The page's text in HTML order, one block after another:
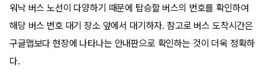
워낙 버스 노선이 다양하기 때문에 탑승할 버스의 번호를 확인하여
해당 버스 번호 대기 장소 앞에서 대기하자. 참고로 버스 도착시간은
구글맵보다 현장에 나타나는 안내판으로 확인하는 것이 더욱 정확하
다.